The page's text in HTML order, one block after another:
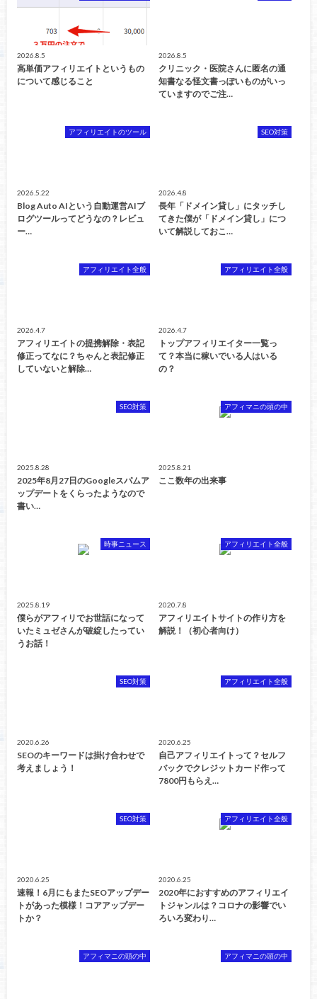
2026.8.5
高単価アフィリエイトというもの
について感じること
2026.8.5
クリニック・医院さんに匿名の通
知書なる怪文書っぽいものがいっ
ていますのでご注…
アフィリエイトのツール
2026.5.22
Blog Auto AIという自動運営AIブ
ログツールってどうなの？レビュ
ー…
SEO対策
2026.4.8
長年「ドメイン貸し」にタッチし
てきた僕が「ドメイン貸し」につ
いて解説しておこ…
アフィリエイト全般
2026.4.7
アフィリエイトの提携解除・表記
修正ってなに？ちゃんと表記修正
していないと解除…
アフィリエイト全般
2026.4.7
トップアフィリエイター一覧っ
て？本当に稼いでいる人はいる
の？
SEO対策
2025.8.28
2025年8月27日のGoogleスパムア
ップデートをくらったようなので
書い…
アフィマニの頭の中
2025.8.21
ここ数年の出来事
時事ニュース
2025.8.19
僕らがアフィリでお世話になって
いたミュゼさんが破綻したってい
うお話！
アフィリエイト全般
2020.7.8
アフィリエイトサイトの作り方を
解説！（初心者向け）
SEO対策
2020.6.26
SEOのキーワードは掛け合わせで
考えましょう！
アフィリエイト全般
2020.6.25
自己アフィリエイトって？セルフ
バックでクレジットカード作って
7800円もらえ…
SEO対策
2020.6.25
速報！6月にもまたSEOアップデー
トがあった模様！コアアップデー
トか？
アフィリエイト全般
2020.6.25
2020年におすすめのアフィリエイ
トジャンルは？コロナの影響でい
ろいろ変わり…
アフィマニの頭の中 アフィマニの頭の中